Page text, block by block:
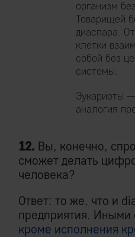
организм
Товарищей
диаспара.
клетки
собой без
системы.
Эукариоты
аналогия
12. Вы, конечно,
сможет делать
человека?
Ответ: то же, что и
предприятия.
кроме исполнения